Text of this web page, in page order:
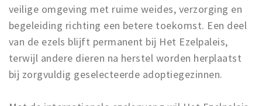
veilige omgeving met ruime weides, verzorging en
begeleiding richting een betere toekomst. Een deel
van de ezels blijft permanent bij Het Ezelpaleis,
terwijl andere dieren na herstel worden herplaatst
bij zorgvuldig geselecteerde adoptiegezinnen.